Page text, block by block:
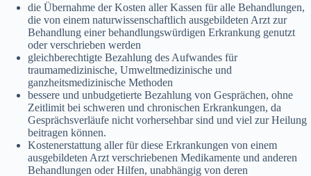
die Übernahme der Kosten aller Kassen für alle Behandlungen,
die von einem naturwissenschaftlich ausgebildeten Arzt zur
Behandlung einer behandlungswürdigen Erkrankung genutzt
oder verschrieben werden
gleichberechtigte Bezahlung des Aufwandes für
traumamedizinische, Umweltmedizinische und
ganzheitsmedizinische Methoden
bessere und unbudgetierte Bezahlung von Gesprächen, ohne
Zeitlimit bei schweren und chronischen Erkrankungen, da
Gesprächsverläufe nicht vorhersehbar sind und viel zur Heilung
beitragen können.
Kostenerstattung aller für diese Erkrankungen von einem
ausgebildeten Arzt verschriebenen Medikamente und anderen
Behandlungen oder Hilfen, unabhängig von deren